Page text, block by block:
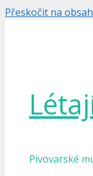
Přeskočit na obsah
Pivovarské